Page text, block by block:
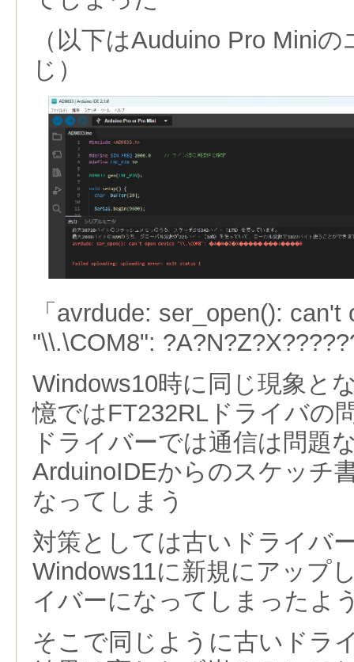
（以下はAuduino Pro Mini
じ）
「avrdude: ser_open():
"\\.\COM8":
Windows10時に同じ現象と
憶ではFT232RLドライバの
ドライバーでは通信は問題
ArduinoIDEからのスケッチ
なってしまう
対策としては古いドライバ
Windows11に新規にアップ
イバーになってしまったよ
そこで同じように古いドラ